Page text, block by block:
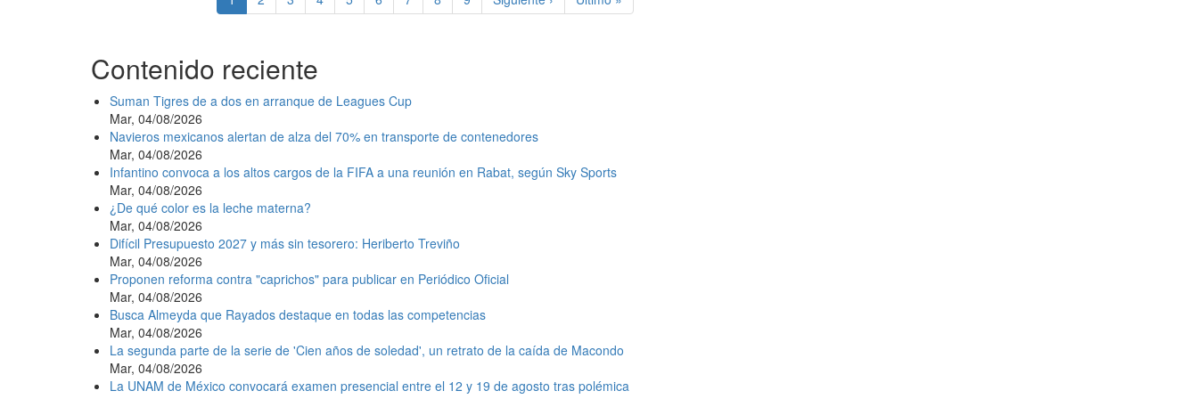
actual
página
página
Contenido reciente
Suman Tigres de a dos en arranque de Leagues Cup
Mar, 04/08/2026
Navieros mexicanos alertan de alza del 70% en transporte de contenedores
Mar, 04/08/2026
Infantino convoca a los altos cargos de la FIFA a una reunión en Rabat, según Sky Sports
Mar, 04/08/2026
¿De qué color es la leche materna?
Mar, 04/08/2026
Difícil Presupuesto 2027 y más sin tesorero: Heriberto Treviño
Mar, 04/08/2026
Proponen reforma contra "caprichos" para publicar en Periódico Oficial
Mar, 04/08/2026
Busca Almeyda que Rayados destaque en todas las competencias
Mar, 04/08/2026
La segunda parte de la serie de 'Cien años de soledad', un retrato de la caída de Macondo
Mar, 04/08/2026
La UNAM de México convocará examen presencial entre el 12 y 19 de agosto tras polémica